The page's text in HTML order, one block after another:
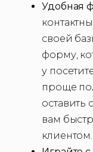
Удобная
своей
форму,
у
проще
оставить
вам
клиентом.